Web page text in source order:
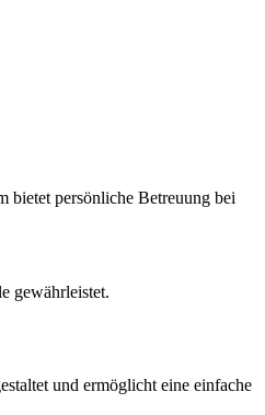
bietet persönliche Betreuung bei
gewährleistet.
und ermöglicht eine einfache